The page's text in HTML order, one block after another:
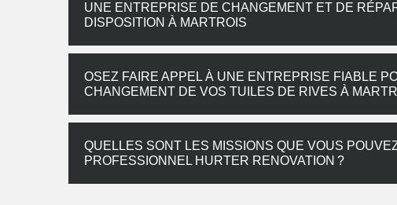
UNE ENTREPRISE DE CHANGEMENT ET DE
DISPOSITION À MARTROIS
OSEZ FAIRE APPEL À UNE ENTREPRISE FIABLE
CHANGEMENT DE VOS TUILES DE RIVES À
QUELLES SONT LES MISSIONS QUE VOUS
PROFESSIONNEL HURTER RENOVATION ?